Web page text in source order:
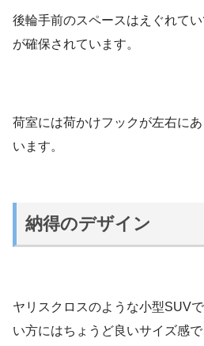
後輪手前のスペースはえぐれて
が確保されています。
荷室には荷かけフックが左右に
います。
納得のデザイン
ヤリスクロスのような小型SUV
い方にはちょうど良いサイズ感